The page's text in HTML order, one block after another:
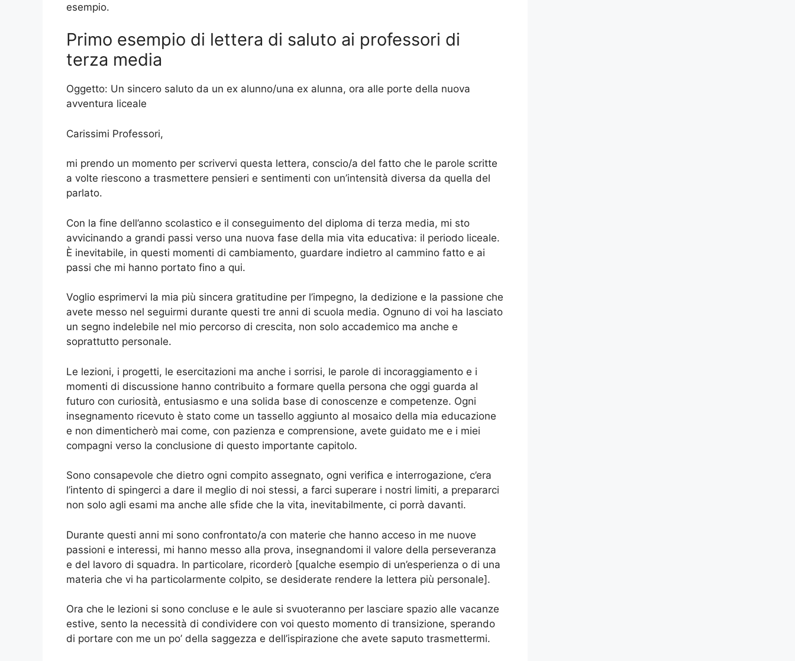
esempio.
Primo esempio di lettera di saluto ai professori di
terza media
Oggetto: Un sincero saluto da un ex alunno/una ex alunna, ora alle porte della nuova
avventura liceale
Carissimi Professori,
mi prendo un momento per scrivervi questa lettera, conscio/a del fatto che le parole scritte
a volte riescono a trasmettere pensieri e sentimenti con un’intensità diversa da quella del
parlato.
Con la fine dell’anno scolastico e il conseguimento del diploma di terza media, mi sto
avvicinando a grandi passi verso una nuova fase della mia vita educativa: il periodo liceale.
È inevitabile, in questi momenti di cambiamento, guardare indietro al cammino fatto e ai
passi che mi hanno portato fino a qui.
Voglio esprimervi la mia più sincera gratitudine per l’impegno, la dedizione e la passione che
avete messo nel seguirmi durante questi tre anni di scuola media. Ognuno di voi ha lasciato
un segno indelebile nel mio percorso di crescita, non solo accademico ma anche e
soprattutto personale.
Le lezioni, i progetti, le esercitazioni ma anche i sorrisi, le parole di incoraggiamento e i
momenti di discussione hanno contribuito a formare quella persona che oggi guarda al
futuro con curiosità, entusiasmo e una solida base di conoscenze e competenze. Ogni
insegnamento ricevuto è stato come un tassello aggiunto al mosaico della mia educazione
e non dimenticherò mai come, con pazienza e comprensione, avete guidato me e i miei
compagni verso la conclusione di questo importante capitolo.
Sono consapevole che dietro ogni compito assegnato, ogni verifica e interrogazione, c’era
l’intento di spingerci a dare il meglio di noi stessi, a farci superare i nostri limiti, a prepararci
non solo agli esami ma anche alle sfide che la vita, inevitabilmente, ci porrà davanti.
Durante questi anni mi sono confrontato/a con materie che hanno acceso in me nuove
passioni e interessi, mi hanno messo alla prova, insegnandomi il valore della perseveranza
e del lavoro di squadra. In particolare, ricorderò [qualche esempio di un’esperienza o di una
materia che vi ha particolarmente colpito, se desiderate rendere la lettera più personale].
Ora che le lezioni si sono concluse e le aule si svuoteranno per lasciare spazio alle vacanze
estive, sento la necessità di condividere con voi questo momento di transizione, sperando
di portare con me un po’ della saggezza e dell’ispirazione che avete saputo trasmettermi.